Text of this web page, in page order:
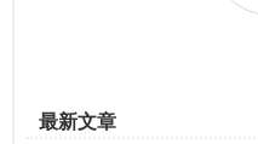
最新文章